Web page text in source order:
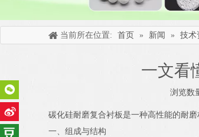
当前所在位置: 首页 » 新闻 » 技术
一文看
浏览数
碳化硅耐磨复合衬板是一种高性能的耐
一、组成与结构